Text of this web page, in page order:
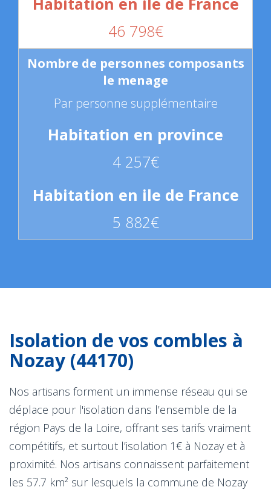
46 798€
Par personne supplémentaire
4 257€
5 882€
Isolation de vos combles à
Nozay (44170)
Nos artisans forment un immense réseau qui se
déplace pour l'isolation dans l’ensemble de la
région Pays de la Loire, offrant ses tarifs vraiment
compétitifs, et surtout l’isolation 1€ à Nozay et à
proximité. Nos artisans connaissent parfaitement
les 57.7 km² sur lesquels la commune de Nozay